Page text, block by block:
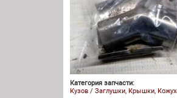
Категория запчасти:
Кузов / Заглушки, Крышки,